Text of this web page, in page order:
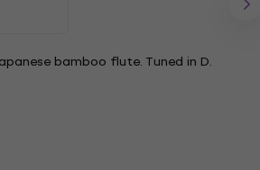
bamboo flute. Tuned in D.